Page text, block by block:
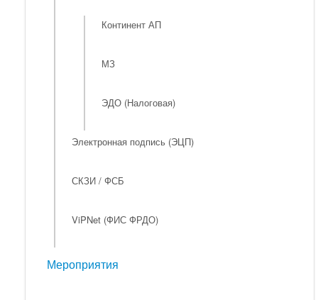
Континент АП
МЗ
ЭДО (Налоговая)
Электронная подпись (ЭЦП)
СКЗИ / ФСБ
ViPNet (ФИС ФРДО)
Мероприятия